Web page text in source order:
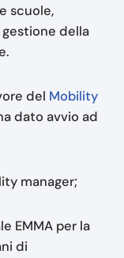
scuole,
gestione della
del Mobility
dato avvio ad
manager;
EMMA per la
di